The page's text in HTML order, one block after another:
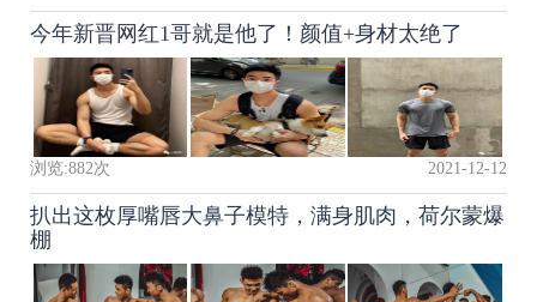
今年新晋网红1哥就是他了！颜值+身材太绝了
浏览:882次 2021-12-12
扒出这枚厚嘴唇大鼻子模特，满身肌肉，荷尔蒙爆
棚